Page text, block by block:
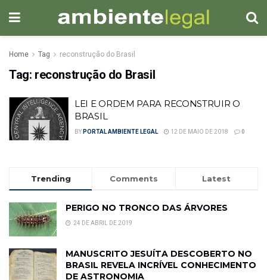
Home Tag reconstrução do Brasil
Tag: reconstrução do Brasil
LEI E ORDEM PARA RECONSTRUIR O
BRASIL
BY PORTAL AMBIENTE LEGAL 12 DE MAIO DE 2018 0
Trending Comments Latest
PERIGO NO TRONCO DAS ÁRVORES
24 DE ABRIL DE 2019
MANUSCRITO JESUÍTA DESCOBERTO NO
BRASIL REVELA INCRÍVEL CONHECIMENTO
DE ASTRONOMIA